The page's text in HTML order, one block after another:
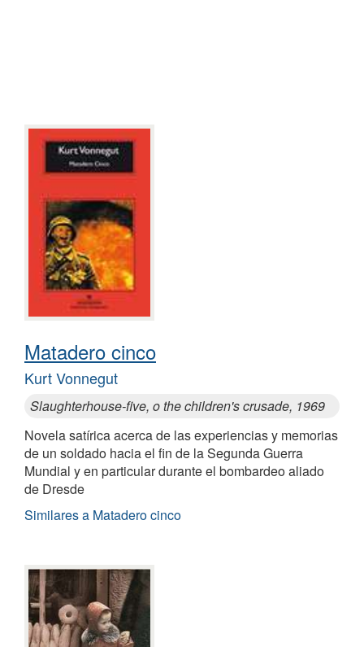
Matadero cinco
Kurt Vonnegut
Slaughterhouse-five, o the children's crusade, 1969
Novela satírica acerca de las experiencias y memorias
de un soldado hacia el fin de la Segunda Guerra
Mundial y en particular durante el bombardeo aliado
de Dresde
Similares a Matadero cinco